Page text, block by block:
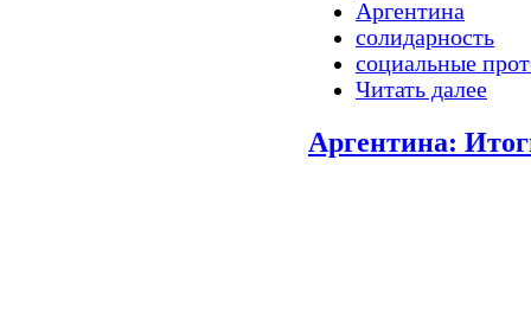
Аргентина
солидарность
социальные
Читать далее
Аргентина: